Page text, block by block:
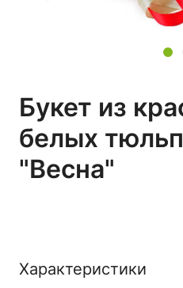
Букет из
белых
"Весна"
Характеристики